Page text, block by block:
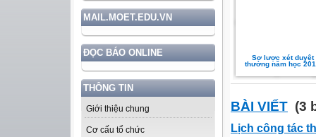
MAIL.MOET.EDU.VN
ĐỌC BÁO ONLINE
THÔNG TIN
Giới thiệu chung
Cơ cấu tổ chức
Sơ lược xét duyệt
thưởng năm học
BÀI VIẾT (3
Lịch công tác